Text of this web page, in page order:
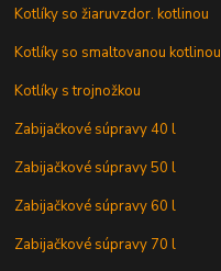
Kotlíky so žiaruvzdor. kotlinou
Kotlíky so smaltovanou kotlinou
Kotlíky s trojnožkou
Zabijačkové súpravy 40 l
Zabijačkové súpravy 50 l
Zabijačkové súpravy 60 l
Zabijačkové súpravy 70 l